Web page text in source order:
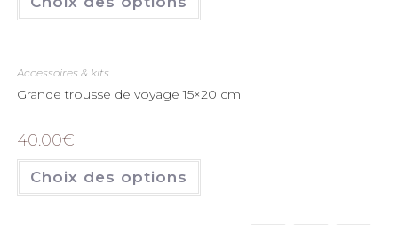
Accessoires & kits
Grande trousse de voyage 15×20 cm
40.00€
Choix des options